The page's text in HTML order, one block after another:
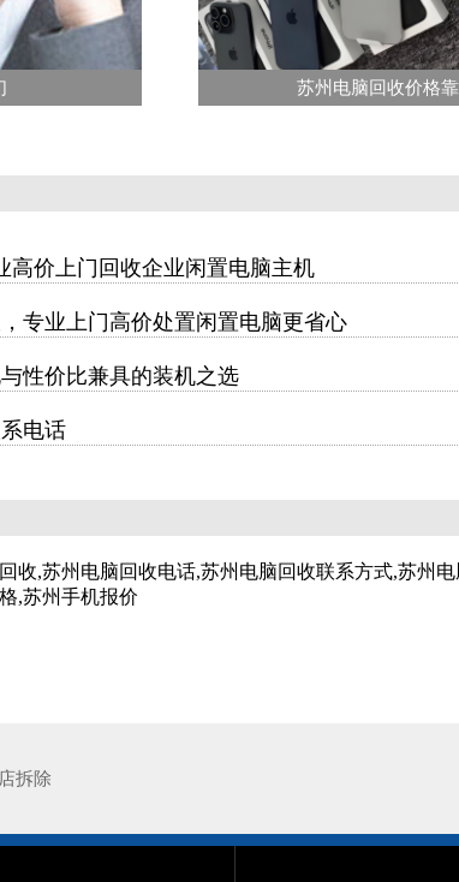
苏州电脑回收价格
高价上门回收企业闲置电脑主机
专业上门高价处置闲置电脑更省心
性价比兼具的装机之选
电话
收,苏州电脑回收电话,苏州电脑回收联系方式,苏州
,苏州手机报价
拆除